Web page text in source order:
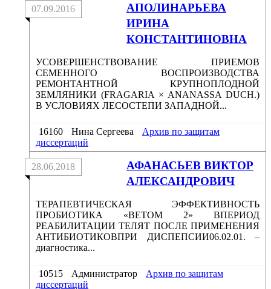
АПОЛИНАРЬЕВА
ИРИНА
КОНСТАНТИНОВНА
07.09.2016
УСОВЕРШЕНСТВОВАНИЕ ПРИЕМОВ
СЕМЕННОГО ВОСПРОИЗВОДСТВА
РЕМОНТАНТНОЙ КРУПНОПЛОДНОЙ
ЗЕМЛЯНИКИ (FRAGARIA × ANANASSA DUCH.)
В УСЛОВИЯХ ЛЕСОСТЕПИ ЗАПАДНОЙ...
16160 Нина Сергеева
Архив по защитам
диссертаций
АФАНАСЬЕВ ВИКТОР
АЛЕКСАНДРОВИЧ
28.06.2018
ТЕРАПЕВТИЧЕСКАЯ ЭФФЕКТИВНОСТЬ
ПРОБИОТИКА «ВЕТОМ 2» ВПЕРИОД
РЕАБИЛИТАЦИИ ТЕЛЯТ ПОСЛЕ ПРИМЕНЕНИЯ
АНТИБИОТИКОВПРИ ДИСПЕПСИИ06.02.01. –
диагностика...
10515 Администратор
Архив по защитам
диссертаций